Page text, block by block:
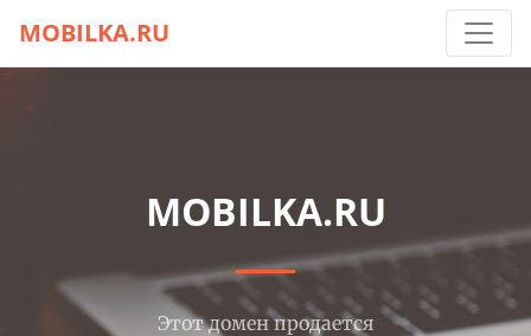
MOBILKA.RU
MOBILKA.RU
Этот домен продается